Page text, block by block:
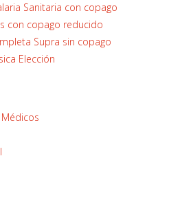
Sanitaria con copago
con copago reducido
Supra sin copago
Elección